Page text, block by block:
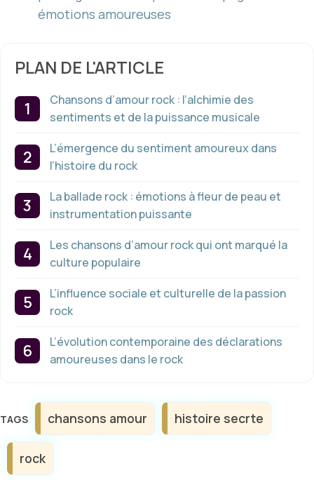
émotions amoureuses
PLAN DE L'ARTICLE
Chansons d’amour rock : l’alchimie des
sentiments et de la puissance musicale
L’émergence du sentiment amoureux dans
l’histoire du rock
La ballade rock : émotions à fleur de peau et
instrumentation puissante
Les chansons d’amour rock qui ont marqué la
culture populaire
L’influence sociale et culturelle de la passion
rock
L’évolution contemporaine des déclarations
amoureuses dans le rock
Étiquettes
chansons amour histoire secrte
rock